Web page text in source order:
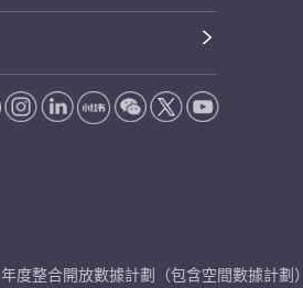
年度整合開放數據計劃（包含空間數據計劃）